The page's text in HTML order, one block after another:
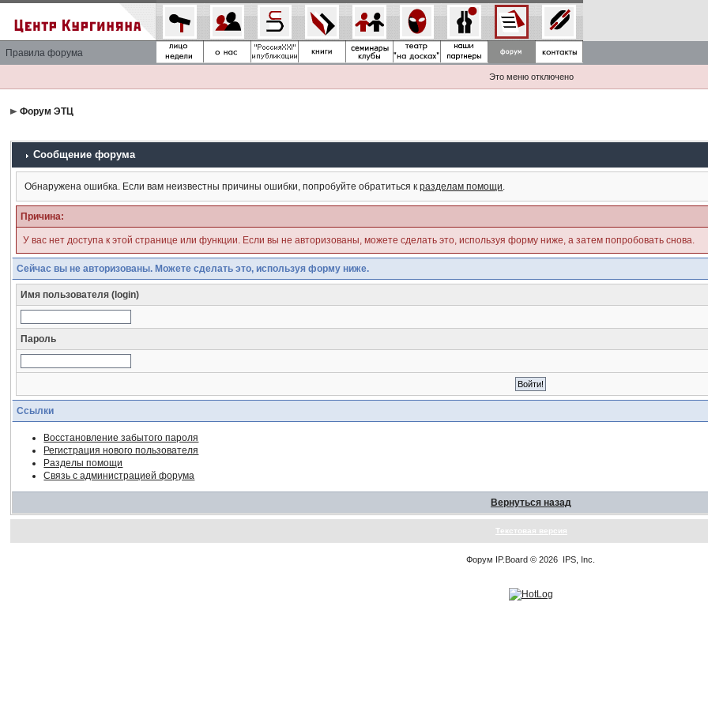
Правила форума
Это меню отключено
Форум ЭТЦ
Сообщение форума
Обнаружена ошибка. Если вам неизвестны причины ошибки, попробуйте обратиться кразделам помощи.
Причина:
У вас нет доступа к этой странице или функции. Если вы не авторизованы, можете сделать это, используя форму ниже, а затем попробовать снова.
Сейчас вы не авторизованы. Можете сделать это, используя форму ниже.
Имя пользователя (login)
Пароль
Ссылки
Восстановление забытого пароля
Регистрация нового пользователя
Разделы помощи
Связь с администрацией форума
Вернуться назад
Текстовая версия
Форум IP.Board © 2026 IPS, Inc